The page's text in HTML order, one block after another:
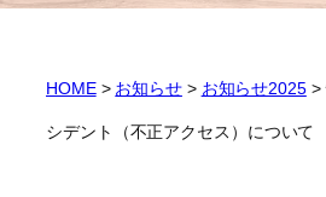
HOME> お知らせ> お知らせ2025>
シデント（不正アクセス）について